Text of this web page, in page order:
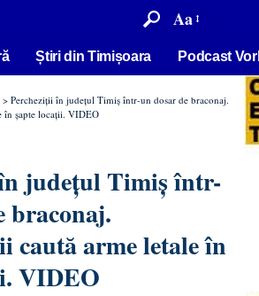
Aa
Știri din Timișoara Podcast
> Percheziții în județul Timiș într-un dosar de braconaj.
în șapte locații. VIDEO
județul Timiș într-
braconaj.
caută arme letale în
VIDEO